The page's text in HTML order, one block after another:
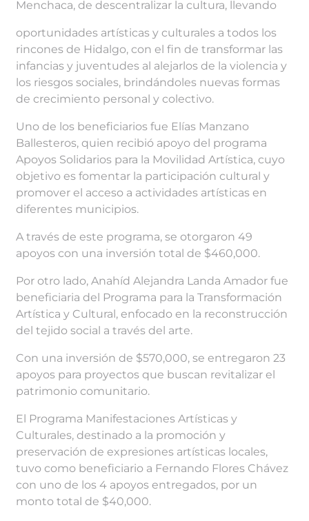
Menchaca, de descentralizar la cultura, llevando
oportunidades artísticas y culturales a todos los
rincones de Hidalgo, con el fin de transformar las
infancias y juventudes al alejarlos de la violencia y
los riesgos sociales, brindándoles nuevas formas
de crecimiento personal y colectivo.
Uno de los beneficiarios fue Elías Manzano
Ballesteros, quien recibió apoyo del programa
Apoyos Solidarios para la Movilidad Artística, cuyo
objetivo es fomentar la participación cultural y
promover el acceso a actividades artísticas en
diferentes municipios.
A través de este programa, se otorgaron 49
apoyos con una inversión total de $460,000.
Por otro lado, Anahíd Alejandra Landa Amador fue
beneficiaria del Programa para la Transformación
Artística y Cultural, enfocado en la reconstrucción
del tejido social a través del arte.
Con una inversión de $570,000, se entregaron 23
apoyos para proyectos que buscan revitalizar el
patrimonio comunitario.
El Programa Manifestaciones Artísticas y
Culturales, destinado a la promoción y
preservación de expresiones artísticas locales,
tuvo como beneficiario a Fernando Flores Chávez
con uno de los 4 apoyos entregados, por un
monto total de $40,000.